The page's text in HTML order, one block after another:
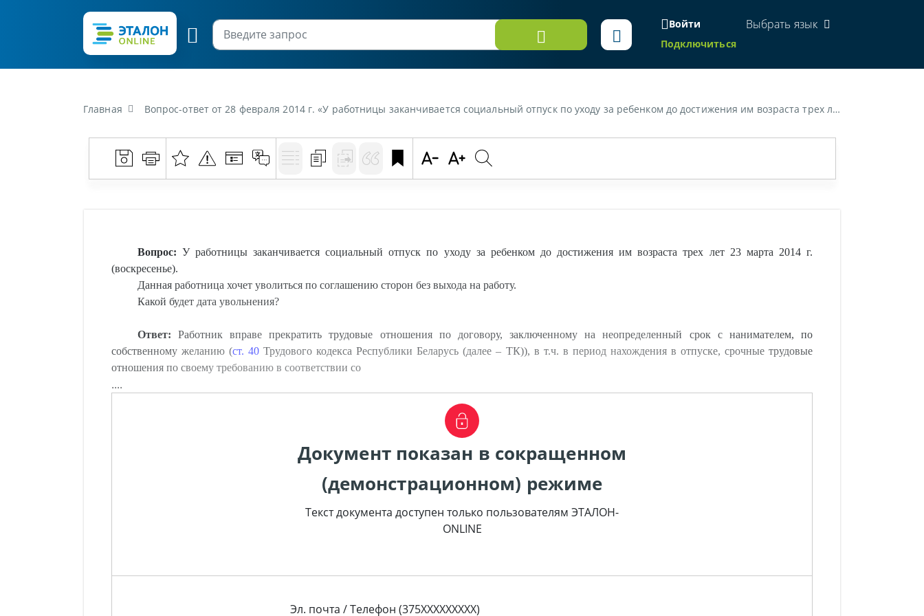
Войти
Подключиться
Выбрать язык
Главная Вопрос-ответ от 28 февраля 2014 г. «У работницы заканчивается социальный отпуск по уходу за ребенком до достижения им возраста трех лет 23 марта 2014 г. (воскресенье). Данная работница хочет уволиться по соглашению сторон без выхода на работу. Какой будет дата увольнения?»
Вопрос: У работницы заканчивается социальный отпуск по уходу за ребенком до достижения им возраста трех лет 23 марта 2014 г.
(воскресенье).
Данная работница хочет уволиться по соглашению сторон без выхода на работу.
Какой будет дата увольнения?
Ответ: Работник вправе прекратить трудовые отношения по договору, заключенному на неопределенный срок с нанимателем, по
собственному желанию (ст. 40 Трудового кодекса Республики Беларусь (далее – ТК)), в т.ч. в период нахождения в отпуске, срочные трудовые
отношения по своему требованию в соответствии со
....
Документ показан в сокращенном
(демонстрационном) режиме
Текст документа доступен только пользователям ЭТАЛОН-
ONLINE
Эл. почта / Телефон (375XXXXXXXXX)